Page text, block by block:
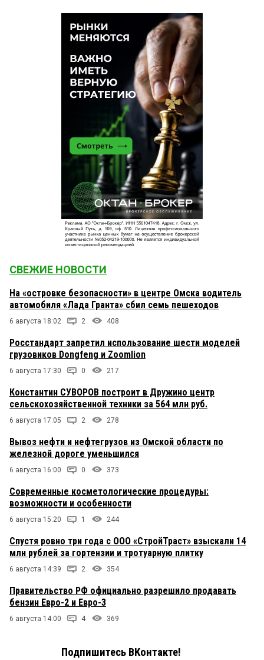
СВЕЖИЕ НОВОСТИ
На «островке безопасности» в центре Омска водитель
автомобиля «Лада Гранта» сбил семь пешеходов
6 августа 18:02 2 408
Росстандарт запретил использование шести моделей
грузовиков Dongfeng и Zoomlion
6 августа 17:30 0 217
Константин СУВОРОВ построит в Дружино центр
сельскохозяйственной техники за 564 млн руб.
6 августа 17:05 2 278
Вывоз нефти и нефтегрузов из Омской области по
железной дороге уменьшился
6 августа 16:00 0 373
Современные косметологические процедуры:
возможности и особенности
6 августа 15:20 1 244
Спустя ровно три года с ООО «СтройТраст» взыскали 14
млн рублей за гортензии и тротуарную плитку
6 августа 14:39 2 354
Правительство РФ официально разрешило продавать
бензин Евро-2 и Евро-3
6 августа 14:00 4 369
Подпишитесь ВКонтакте!